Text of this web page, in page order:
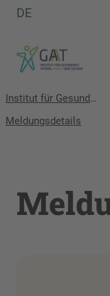
DE
Institut für Gesundheit, Altern, Arbeit und Technik (GAT)
Meldungsdetails